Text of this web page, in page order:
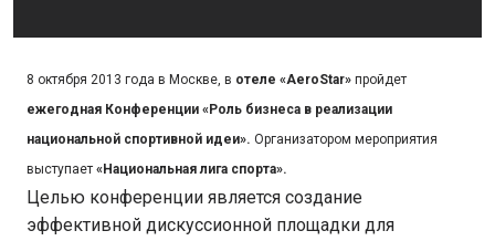
8 октября 2013 года в Москве, в отеле «AeroStar» пройдет
ежегодная Конференции «Роль бизнеса в реализации
национальной спортивной идеи». Организатором мероприятия
выступает «Национальная лига спорта».
Целью конференции является создание
эффективной дискуссионной площадки для